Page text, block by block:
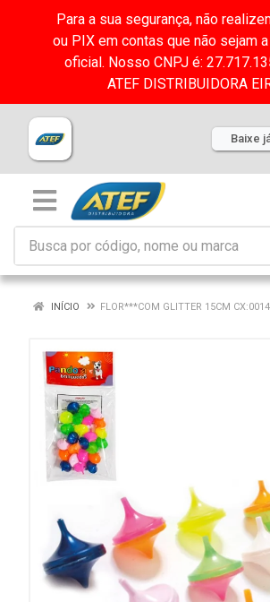
Para a sua segurança, não
ou PIX em contas que não sejam
oficial. Nosso CNPJ é:
ATEF DISTRIBUIDORA
Baixe
INÍCIO FLOR***COM GLITTER 15CM